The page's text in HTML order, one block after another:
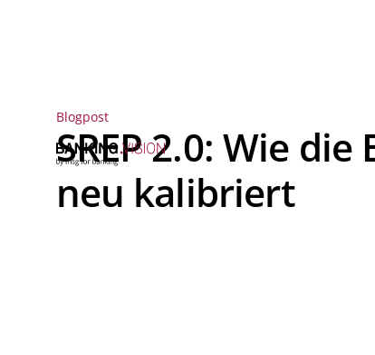
Blogpost
SREP 2.0: Wie
neu kalibriert